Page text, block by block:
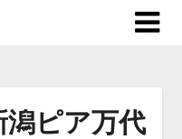
潟ピア万代